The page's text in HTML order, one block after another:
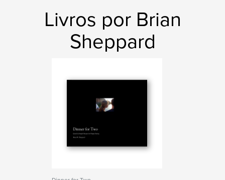
Livros por Brian
Sheppard